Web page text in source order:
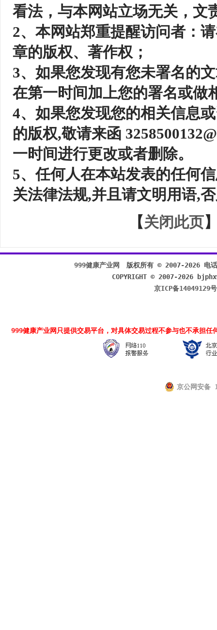
看法，与本网站立场无关，文
2、本网站郑重提醒访问者：
章的版权、著作权；
3、如果您发现有您未署名的
在第一时间加上您的署名或做
4、如果您发现您的相关信息
的版权,敬请来函
一时间进行更改或者删除。
5、任何人在本站发表的任何
关法律法规,并且请文明用语,
【关闭此页
999健康产业网
版权所有 © 2007-2026 电
COPYRIGHT © 2007-2026
京ICP备14049129
999健康产业网 只提供交易平台，对具体交易过程不参与也不承担
京公网安备